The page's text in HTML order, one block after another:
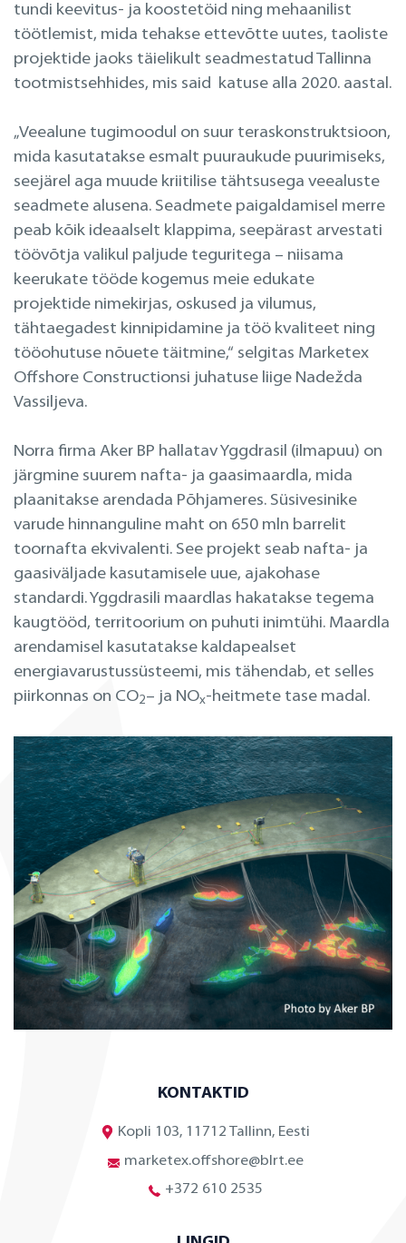
tundi keevitus- ja koostetöid ning mehaanilist
töötlemist, mida tehakse ettevõtte uutes, taoliste
projektide jaoks täielikult seadmestatud Tallinna
tootmistsehhides, mis said katuse alla 2020. aastal.
„Veealune tugimoodul on suur teraskonstruktsioon,
mida kasutatakse esmalt puuraukude puurimiseks,
seejärel aga muude kriitilise tähtsusega veealuste
seadmete alusena. Seadmete paigaldamisel merre
peab kõik ideaalselt klappima, seepärast arvestati
töövõtja valikul paljude teguritega – niisama
keerukate tööde kogemus meie edukate
projektide nimekirjas, oskused ja vilumus,
tähtaegadest kinnipidamine ja töö kvaliteet ning
tööohutuse nõuete täitmine,“ selgitas Marketex
Offshore Constructionsi juhatuse liige Nadežda
Vassiljeva.
Norra firma Aker BP hallatav Yggdrasil (ilmapuu) on
järgmine suurem nafta- ja gaasimaardla, mida
plaanitakse arendada Põhjameres. Süsivesinike
varude hinnanguline maht on 650 mln barrelit
toornafta ekvivalenti. See projekt seab nafta- ja
gaasiväljade kasutamisele uue, ajakohase
standardi. Yggdrasili maardlas hakatakse tegema
kaugtööd, territoorium on puhuti inimtühi. Maardla
arendamisel kasutatakse kaldapealset
energiavarustussüsteemi, mis tähendab, et selles
piirkonnas on CO2– ja NOx-heitmete tase madal.
KONTAKTID
Kopli 103, 11712 Tallinn, Eesti
marketex.offshore@blrt.ee
+372 610 2535